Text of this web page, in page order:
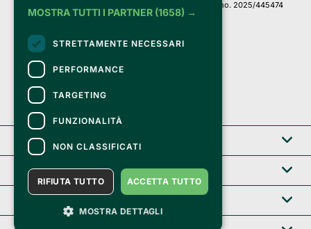
Revenue Agency (Agenzia delle Entrate) under protocol no. 2025/445474
dated November 6, 2025.
On Clappit your purchases and your data
they are secure and protected by an SSL certificate
with 128-bit encryption.
Clappit
Help center
MOSTRA TUTTI I PARTNER (1658) →
STRETTAMENTE NECESSARI
PERFORMANCE
TARGETING
FUNZIONALITÀ
NON CLASSIFICATI
ACCETTA TUTTO
RIFIUTA TUTTO
MOSTRA DETTAGLI